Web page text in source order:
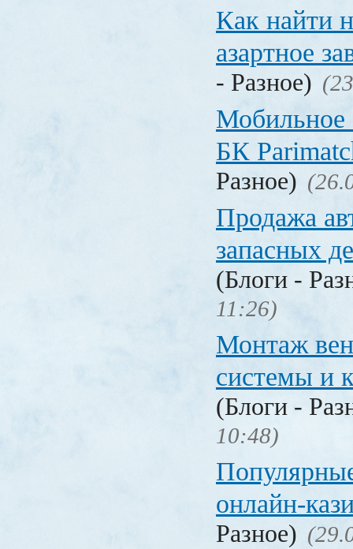
Как найти
азартное
- Разное)
Мобильное
БК
Разное)
Продажа
запасных
(Блоги -
11:26)
Монтаж
системы и
(Блоги -
10:48)
онлайн-
Разное)